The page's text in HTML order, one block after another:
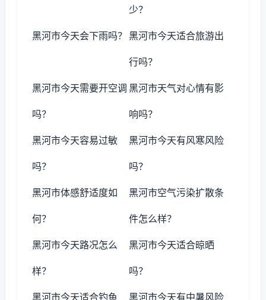
少？
黑河市今天会下雨吗？ 黑河市今天适合旅游出
行吗？
黑河市今天需要开空调
吗？
黑河市天气对心情有影
响吗？
黑河市今天容易过敏
吗？
黑河市今天有风寒风险
吗？
黑河市体感舒适度如
何？
黑河市空气污染扩散条
件怎么样？
黑河市今天路况怎么
样？
黑河市今天适合晾晒
吗？
黑河市今天适合钓鱼 黑河市今天有中暑风险